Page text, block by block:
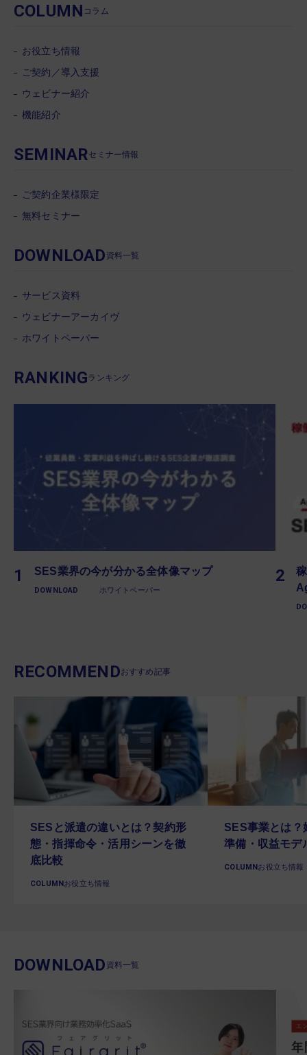
COLUMN コラム
お役立ち情報
ご契約／導入支援
ウェビナー紹介
機能紹介
SEMINAR セミナー情報
ご契約企業様限定
無料セミナー
DOWNLOAD 資料一覧
サービス資料
ウェビナーアーカイヴ
ホワイトペーパー
RANKING ランキング
SES業界の今が分かる全体像マップ
DOWNLOAD ホワイトペーパー
RECOMMENDおすすめ記事
SESと派遣の違いとは？契約形
態・指揮命令・活用シーンを徹
底比較
COLUMN お役立ち情報
SES事業とは？
準備・収益モデ
COLUMN お役立ち情報
DOWNLOAD 資料一覧